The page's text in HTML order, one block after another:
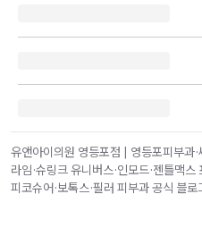
유앤아이의원 영등포점 | 영등포피부과
라임·슈링크 유니버스·인모드·젠틀맥스
피코슈어·보톡스·필러 피부과 공식 블로